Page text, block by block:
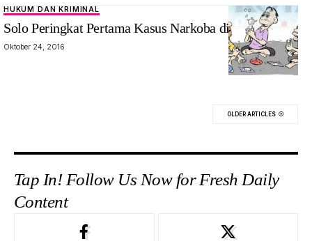
HUKUM DAN KRIMINAL
Solo Peringkat Pertama Kasus Narkoba di Jateng
Oktober 24, 2016
OLDER ARTICLES
Tap In! Follow Us Now for Fresh Daily
Content